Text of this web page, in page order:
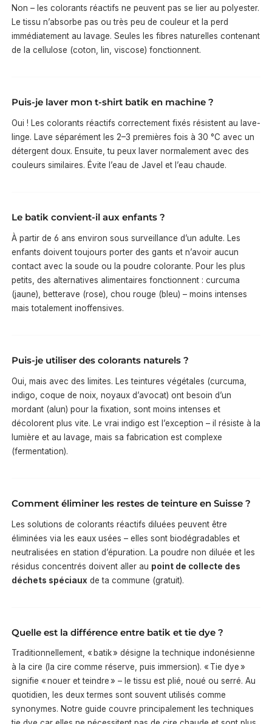
Non – les colorants réactifs ne peuvent pas se lier au polyester.
Le tissu n’absorbe pas ou très peu de couleur et la perd
immédiatement au lavage. Seules les fibres naturelles contenant
de la cellulose (coton, lin, viscose) fonctionnent.
Puis-je laver mon t-shirt batik en machine ?
Oui ! Les colorants réactifs correctement fixés résistent au lave-
linge. Lave séparément les 2–3 premières fois à 30 °C avec un
détergent doux. Ensuite, tu peux laver normalement avec des
couleurs similaires. Évite l’eau de Javel et l’eau chaude.
Le batik convient-il aux enfants ?
À partir de 6 ans environ sous surveillance d’un adulte. Les
enfants doivent toujours porter des gants et n’avoir aucun
contact avec la soude ou la poudre colorante. Pour les plus
petits, des alternatives alimentaires fonctionnent : curcuma
(jaune), betterave (rose), chou rouge (bleu) – moins intenses
mais totalement inoffensives.
Puis-je utiliser des colorants naturels ?
Oui, mais avec des limites. Les teintures végétales (curcuma,
indigo, coque de noix, noyaux d’avocat) ont besoin d’un
mordant (alun) pour la fixation, sont moins intenses et
décolorent plus vite. Le vrai indigo est l’exception – il résiste à la
lumière et au lavage, mais sa fabrication est complexe
(fermentation).
Comment éliminer les restes de teinture en Suisse ?
Les solutions de colorants réactifs diluées peuvent être
éliminées via les eaux usées – elles sont biodégradables et
neutralisées en station d’épuration. La poudre non diluée et les
résidus concentrés doivent aller au point de collecte des
déchets spéciaux de ta commune (gratuit).
Quelle est la différence entre batik et tie dye ?
Traditionnellement, « batik » désigne la technique indonésienne
à la cire (la cire comme réserve, puis immersion). « Tie dye »
signifie « nouer et teindre » – le tissu est plié, noué ou serré. Au
quotidien, les deux termes sont souvent utilisés comme
synonymes. Notre guide couvre principalement les techniques